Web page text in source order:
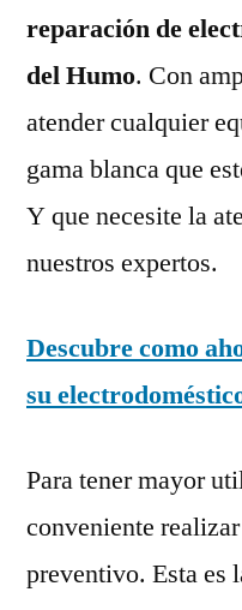
reparación de
del Humo. Con
atender cualquier
gama blanca que
Y que necesite la
nuestros expertos.
Descubre como
su
Para tener mayor
conveniente
preventivo. Esta es